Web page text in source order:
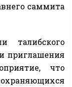
саммита
талибского
приглашения
что